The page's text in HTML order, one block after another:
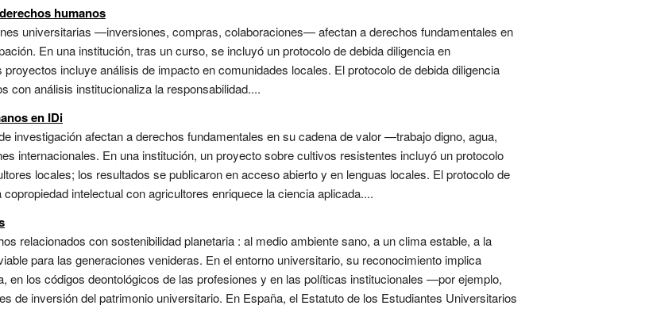
humanos
universitarias —inversiones, compras, colaboraciones— afectan a derechos fundamentales en
En una institución, tras un curso, se incluyó un protocolo de debida diligencia en
incluye análisis de impacto en comunidades locales. El protocolo de debida diligencia
con análisis institucionaliza la responsabilidad....
en IDi
investigación afectan a derechos fundamentales en su cadena de valor —trabajo digno, agua,
internacionales. En una institución, un proyecto sobre cultivos resistentes incluyó un protocolo
locales; los resultados se publicaron en acceso abierto y en lenguas locales. El protocolo de
intelectual con agricultores enriquece la ciencia aplicada....
relacionados con sostenibilidad planetaria : al medio ambiente sano, a un clima estable, a la
para las generaciones venideras. En el entorno universitario, su reconocimiento implica
en los códigos deontológicos de las profesiones y en las políticas institucionales —por ejemplo,
de inversión del patrimonio universitario. En España, el Estatuto de los Estudiantes Universitarios